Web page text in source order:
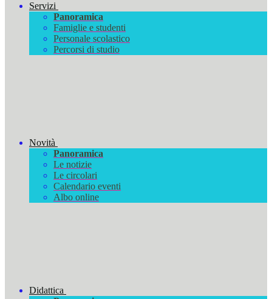
Servizi
Panoramica
Famiglie e studenti
Personale scolastico
Percorsi di studio
Novità
Panoramica
Le notizie
Le circolari
Calendario eventi
Albo online
Didattica